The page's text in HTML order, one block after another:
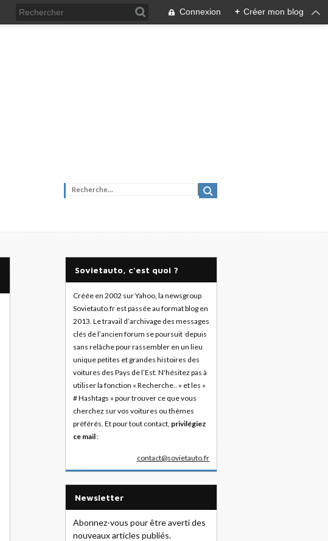
Connexion + Créer mon blog
Sovietauto, c'est quoi ?
Créée en 2002 sur Yahoo, la newsgroup
Sovietauto.fr est passée au format blog en
2013. Le travail d’archivage des messages
clés de l’ancien forum se poursuit depuis
sans relâche pour rassembler en un lieu
unique petites et grandes histoires des
voitures des Pays de l’Est. N'hésitez pas à
utiliser la fonction « Recherche.. » et les «
# Hashtags » pour trouver ce que vous
cherchez sur vos voitures ou thèmes
préférés. Et pour tout contact, privilégiez
ce mail:
contact@sovietauto.fr
Newsletter
Abonnez-vous pour être averti des
nouveaux articles publiés.